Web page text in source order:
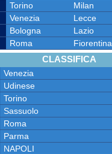
Torino Milan
Venezia Lecce
Bologna Lazio
Roma Fiorentina
CLASSIFICA
Venezia
Udinese
Torino
Sassuolo
Roma
Parma
NAPOLI